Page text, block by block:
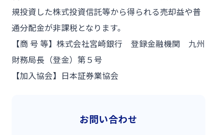
規投資した株式投資信託等から得られる売却益や普
通分配金が非課税となります。
【商 号 等】株式会社宮崎銀行 登録金融機関 九州
財務局長（登金）第５号
【加入協会】日本証券業協会
お問い合わせ